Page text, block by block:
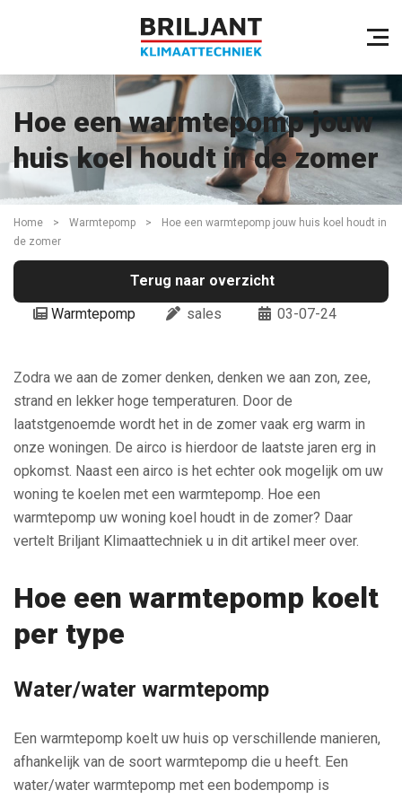
Hoe een warmtepomp jouw
huis koel houdt in de zomer
Home > Warmtepomp >
Hoe een warmtepomp jouw huis koel houdt in
de zomer
Terug naar overzicht
Warmtepomp
sales 03-07-24
Zodra we aan de zomer denken, denken we aan zon, zee,
strand en lekker hoge temperaturen. Door de
laatstgenoemde wordt het in de zomer vaak erg warm in
onze woningen. De airco is hierdoor de laatste jaren erg in
opkomst. Naast een airco is het echter ook mogelijk om uw
woning te koelen met een warmtepomp. Hoe een
warmtepomp uw woning koel houdt in de zomer? Daar
vertelt Briljant Klimaattechniek u in dit artikel meer over.
Hoe een warmtepomp koelt
per type
Water/water warmtepomp
Een warmtepomp koelt uw huis op verschillende manieren,
afhankelijk van de soort warmtepomp die u heeft. Een
water/water warmtepomp met een bodempomp is